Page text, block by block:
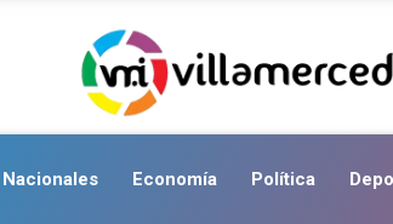
Nacionales Economía Política